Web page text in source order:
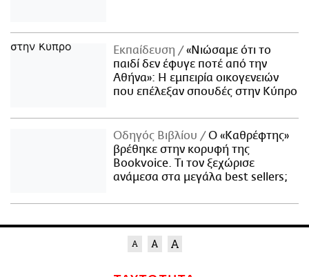
Εκπαίδευση
«Νιώσαμε ότι το
παιδί δεν έφυγε ποτέ από την
Αθήνα»: Η εμπειρία οικογενειών
που επέλεξαν σπουδές στην Κύπρο
Οδηγός Βιβλίου
Ο «Καθρέφτης»
βρέθηκε στην κορυφή της
Bookvoice. Τι τον ξεχώρισε
ανάμεσα στα μεγάλα best sellers;